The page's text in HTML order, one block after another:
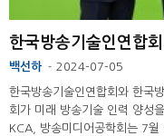
백선하 - 2024-07-05
한국방송기술인연합회와 한국
회가 미래 방송기술 인력 양성
KCA, 방송미디어공학회는 7